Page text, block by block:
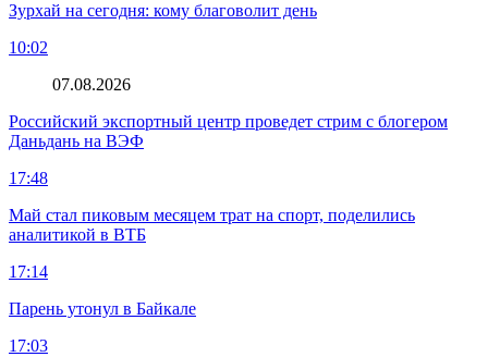
Зурхай на сегодня: кому благоволит день
10:02
07.08.2026
Российский экспортный центр проведет стрим с блогером
Даньдань на ВЭФ
17:48
Май стал пиковым месяцем трат на спорт, поделились
аналитикой в ВТБ
17:14
Парень утонул в Байкале
17:03